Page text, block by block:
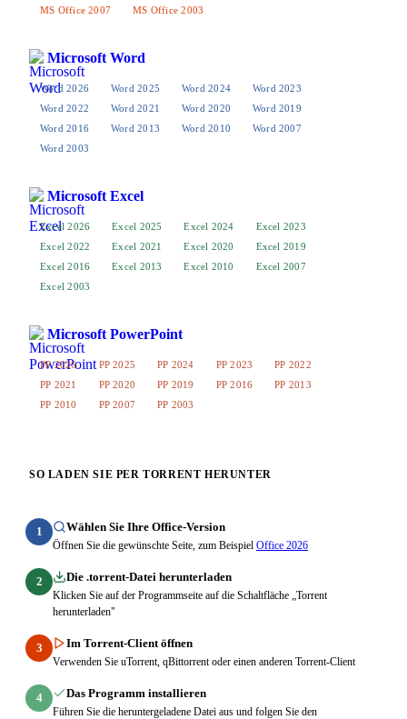
MS Office 2007
MS Office 2003
Microsoft Word
Word 2026 Word 2025 Word 2024
Word 2023
Word 2022
Word 2021 Word 2020
Word 2019
Word 2016
Word 2013 Word 2010
Word 2007
Word 2003
Microsoft Excel
Excel 2026 Excel 2025 Excel 2024
Excel 2023
Excel 2022
Excel 2021 Excel 2020
Excel 2019
Excel 2016
Excel 2013 Excel 2010
Excel 2007
Excel 2003
Microsoft PowerPoint
PP 2026 PP 2025 PP 2024 PP 2023
PP 2022
PP 2021
PP 2020 PP 2019 PP 2016
PP 2013
PP 2010
PP 2007 PP 2003
SO LADEN SIE PER TORRENT HERUNTER
1 Wählen Sie Ihre Office-Version
Öffnen Sie die gewünschte Seite, zum Beispiel Office 2026
2 Die .torrent-Datei herunterladen
Klicken Sie auf der Programmseite auf die Schaltfläche „Torrent
herunterladen"
3 Im Torrent-Client öffnen
Verwenden Sie uTorrent, qBittorrent oder einen anderen Torrent-Client
4 Das Programm installieren
Führen Sie die heruntergeladene Datei aus und folgen Sie den